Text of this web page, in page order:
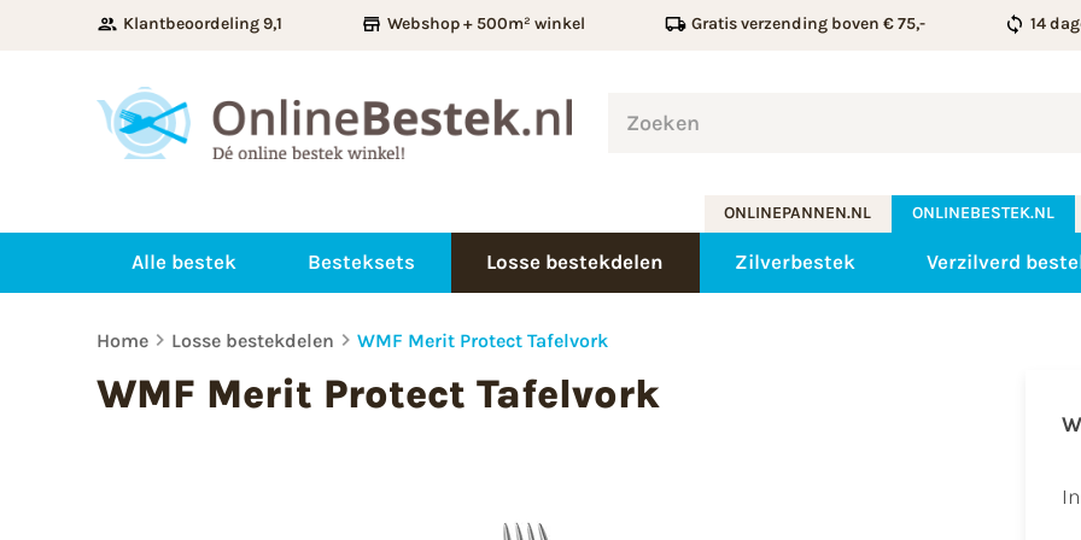
Klantbeoordeling 9,1 Webshop + 500m² winkel Gratis verzending boven € 75,- 14
ONLINEPANNEN.NL ONLINEBESTEK.NL
Alle bestek Besteksets Losse bestekdelen Zilverbestek Verzilverd
Home Losse bestekdelen WMF Merit Protect Tafelvork
WMF Merit Protect Tafelvork